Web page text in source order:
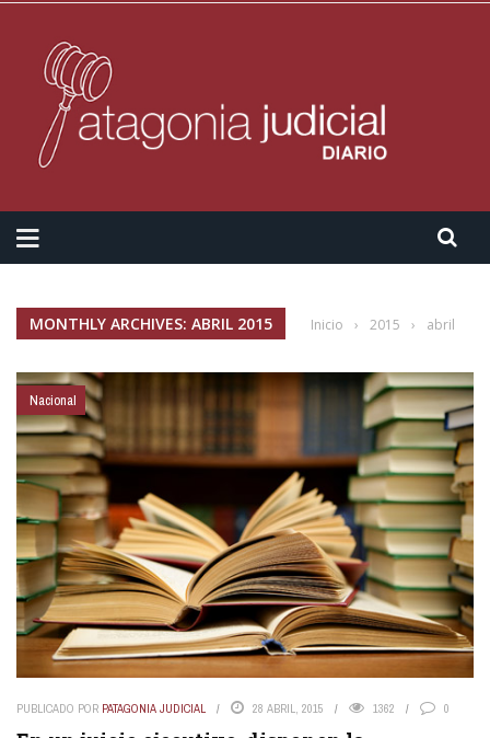
MONTHLY ARCHIVES: ABRIL 2015 Inicio › 2015 › abril
Nacional
PUBLICADO POR PATAGONIA JUDICIAL 28 ABRIL, 2015 1362 0